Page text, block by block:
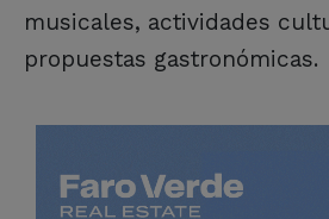
musicales, actividades
propuestas gastronómicas.